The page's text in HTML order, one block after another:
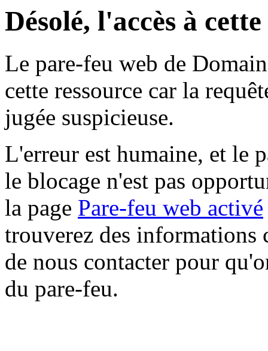
Désolé, l'accès à
Le pare-feu web de
cette ressource car la
jugée suspicieuse.
L'erreur est humaine, et le
le blocage n'est pas
la page Pare-feu web activé
trouverez des informations
de nous contacter pour
du pare-feu.